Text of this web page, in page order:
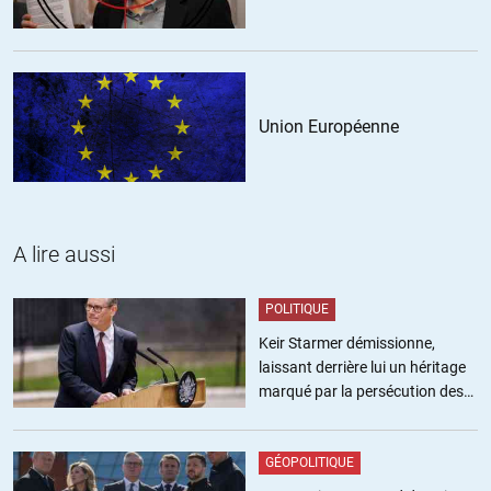
pas d’autre alternative, surtout dans l’état où se trouve notre
l’ère industrielle en aient tirées un maximum de profit en un
minimum de temps.
+5
des ressources premières, essentielles. »
Actuellement la ressource la plus importante est le capital, et
non plus les « ressources premières ». Nous sommes dans une
économie casino.
Union Européenne
A lire aussi
POLITIQUE
Keir Starmer démissionne,
laissant derrière lui un héritage
marqué par la persécution des
GÉOPOLITIQUE